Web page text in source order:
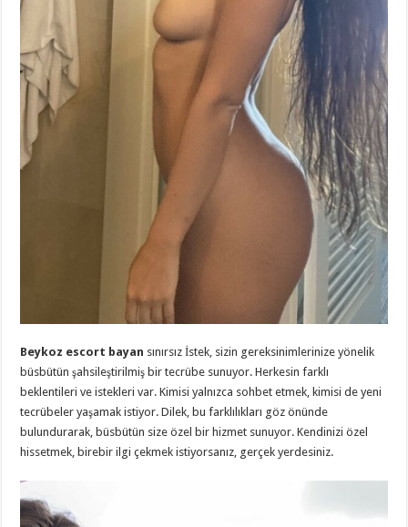
Beykoz escort bayan sınırsız İstek, sizin gereksinimlerinize yönelik
büsbütün şahsileştirilmiş bir tecrübe sunuyor. Herkesin farklı
beklentileri ve istekleri var. Kimisi yalnızca sohbet etmek, kimisi de yeni
tecrübeler yaşamak istiyor. Dilek, bu farklılıkları göz önünde
bulundurarak, büsbütün size özel bir hizmet sunuyor. Kendinizi özel
hissetmek, birebir ilgi çekmek istiyorsanız, gerçek yerdesiniz.